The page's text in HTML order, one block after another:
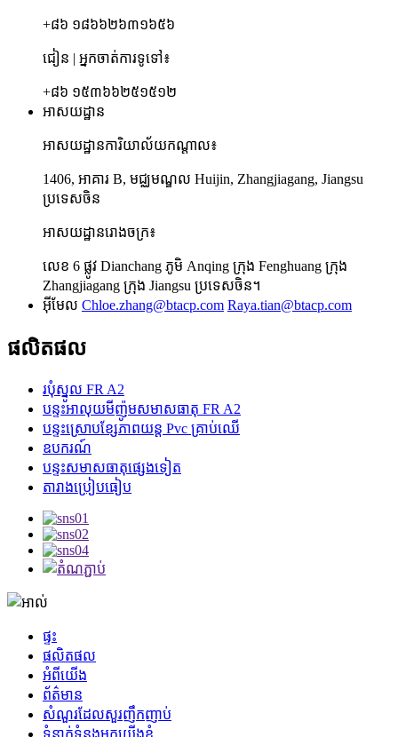
+៨៦ ១៨៦៦២៦៣១៦៥៦
ជៀន | អ្នកចាត់ការទូទៅ៖
+៨៦ ១៥៣៦៦២៥១៥១២
អាសយដ្ឋាន
អាសយដ្ឋានការិយាល័យកណ្តាល៖
1406, អាគារ B, មជ្ឈមណ្ឌល Huijin, Zhangjiagang, Jiangsu
ប្រទេសចិន
អាសយដ្ឋានរោងចក្រ៖
លេខ 6 ផ្លូវ Dianchang ភូមិ Anqing ក្រុង Fenghuang ក្រុង
Zhangjiagang ក្រុង Jiangsu ប្រទេសចិន។
អ៊ីមែល Chloe.zhang@btacp.com Raya.tian@btacp.com
ផលិតផល
របុំស្នូល FR A2
បន្ទះអាលុយមីញ៉ូមសមាសធាតុ FR A2
បន្ទះ​ស្រោប​ខ្សែភាពយន្ត Pvc គ្រាប់ឈើ
ឧបករណ៍
បន្ទះសមាសធាតុផ្សេងទៀត
តារាងប្រៀបធៀប
ផ្ទះ
ផលិតផល
អំពីយើង
ព័ត៌មាន
សំណួរដែលសួរញឹកញាប់